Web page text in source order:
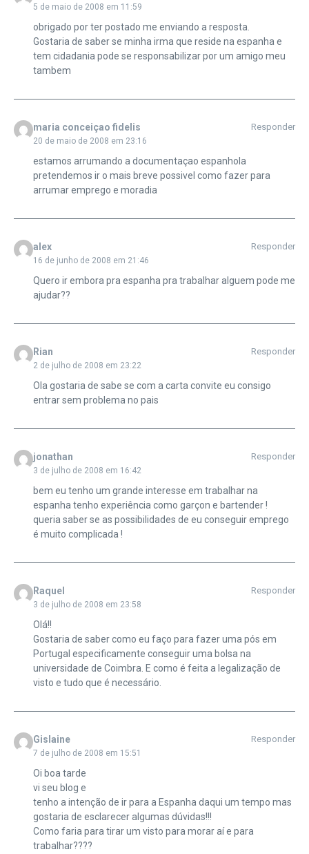
5 de maio de 2008 em 11:59
obrigado por ter postado me enviando a resposta.
Gostaria de saber se minha irma que reside na espanha e
tem cidadania pode se responsabilizar por um amigo meu
tambem
maria conceiçao fidelis
20 de maio de 2008 em 23:16
Responder
estamos arrumando a documentaçao espanhola
pretendemos ir o mais breve possivel como fazer para
arrumar emprego e moradia
alex
16 de junho de 2008 em 21:46
Responder
Quero ir embora pra espanha pra trabalhar alguem pode me
ajudar??
Rian
2 de julho de 2008 em 23:22
Responder
Ola gostaria de sabe se com a carta convite eu consigo
entrar sem problema no pais
jonathan
3 de julho de 2008 em 16:42
Responder
bem eu tenho um grande interesse em trabalhar na
espanha tenho experiência como garçon e bartender !
queria saber se as possibilidades de eu conseguir emprego
é muito complicada !
Raquel
3 de julho de 2008 em 23:58
Responder
Olá!!
Gostaria de saber como eu faço para fazer uma pós em
Portugal especificamente conseguir uma bolsa na
universidade de Coimbra. E como é feita a legalização de
visto e tudo que é necessário.
Gislaine
7 de julho de 2008 em 15:51
Responder
Oi boa tarde
vi seu blog e
tenho a intenção de ir para a Espanha daqui um tempo mas
gostaria de esclarecer algumas dúvidas!!!
Como faria para tirar um visto para morar aí e para
trabalhar????